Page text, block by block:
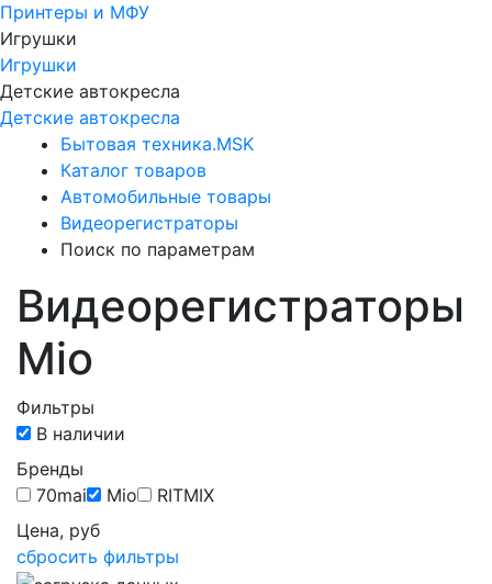
Принтеры и МФУ
Игрушки
Игрушки
Детские автокресла
Детские автокресла
Бытовая техника.MSK
Каталог товаров
Автомобильные товары
Видеорегистраторы
Поиск по параметрам
Видеорегистраторы
Mio
Фильтры
В наличии
Бренды
70mai
Mio
RITMIX
Цена, руб
сбросить фильтры